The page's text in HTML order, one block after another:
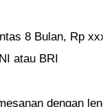
8 Bulan, Rp
atau BRI
dengan